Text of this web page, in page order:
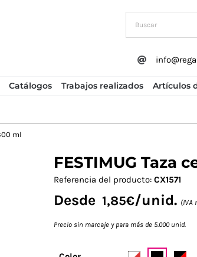
Catálogos Trabajos realizados Artículos
ml
FESTIMUG Taza
Referencia del producto: CX1571
Desde 1,85€/unid. (IVA
Precio sin marcaje y para más de 5.000 unid.